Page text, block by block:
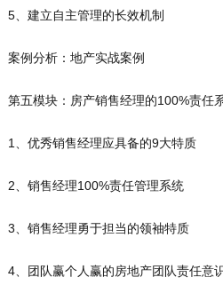
5、建立自主管理的长效机制
案例分析：地产实战案例
第五模块：房产销售经理的100%责任
1、优秀销售经理应具备的9大特质
2、销售经理100%责任管理系统
3、销售经理勇于担当的领袖特质
4、团队赢个人赢的房地产团队责任意